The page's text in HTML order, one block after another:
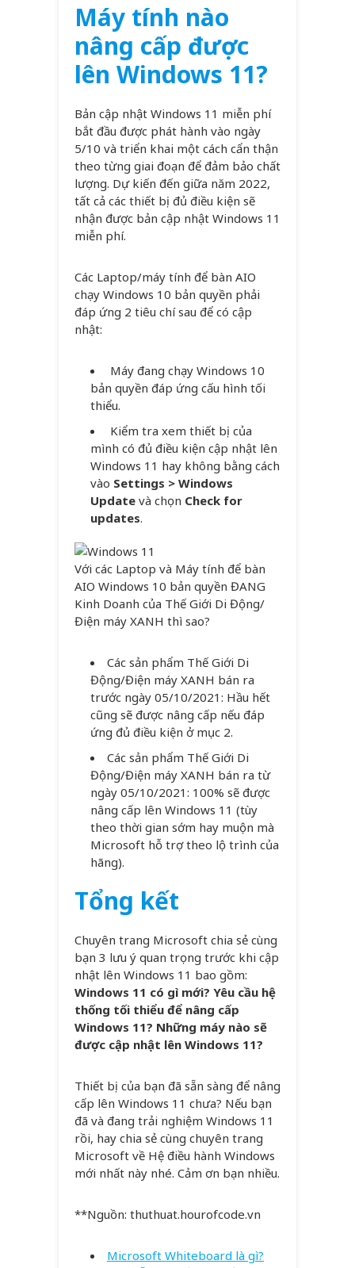
Máy tính nào
nâng cấp được
lên Windows 11?
Bản cập nhật Windows 11 miễn phí
bắt đầu được phát hành vào ngày
5/10 và triển khai một cách cẩn thận
theo từng giai đoạn để đảm bảo chất
lượng. Dự kiến đến giữa năm 2022,
tất cả các thiết bị đủ điều kiện sẽ
nhận được bản cập nhật Windows 11
miễn phí.
Các Laptop/máy tính để bàn AIO
chạy Windows 10 bản quyền phải
đáp ứng 2 tiêu chí sau để có cập
nhật:
Máy đang chạy Windows 10
bản quyền đáp ứng cấu hình tối
thiểu.
Kiểm tra xem thiết bị của
mình có đủ điều kiện cập nhật lên
Windows 11 hay không bằng cách
vào Settings > Windows
Update và chọn Check for
updates.
Với các Laptop và Máy tính để bàn
AIO Windows 10 bản quyền ĐANG
Kinh Doanh của Thế Giới Di Động/
Điện máy XANH thì sao?
Các sản phẩm Thế Giới Di
Động/Điện máy XANH bán ra
trước ngày 05/10/2021: Hầu hết
cũng sẽ được nâng cấp nếu đáp
ứng đủ điều kiện ở mục 2.
Các sản phẩm Thế Giới Di
Động/Điện máy XANH bán ra từ
ngày 05/10/2021: 100% sẽ được
nâng cấp lên Windows 11 (tùy
theo thời gian sớm hay muộn mà
Microsoft hỗ trợ theo lộ trình của
hãng).
Tổng kết
Chuyên trang Microsoft chia sẻ cùng
bạn 3 lưu ý quan trọng trước khi cập
nhật lên Windows 11 bao gồm:
Windows 11 có gì mới? Yêu cầu hệ
thống tối thiểu để nâng cấp
Windows 11? Những máy nào sẽ
được cập nhật lên Windows 11?
Thiết bị của bạn đã sẵn sàng để nâng
cấp lên Windows 11 chưa? Nếu bạn
đã và đang trải nghiệm Windows 11
rồi, hay chia sẻ cùng chuyên trang
Microsoft về Hệ điều hành Windows
mới nhất này nhé. Cảm ơn bạn nhiều.
**Nguồn: thuthuat.hourofcode.vn
Microsoft Whiteboard là gì?